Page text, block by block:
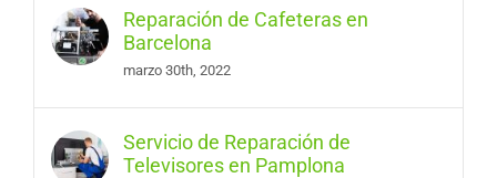
Reparación de Cafeteras en
Barcelona
marzo 30th, 2022
Servicio de Reparación de
Televisores en Pamplona